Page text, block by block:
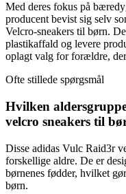
Med deres fokus på
producent bevist sig selv
Velcro-sneakers til børn.
plastikaffald og levere
oplagt valg for forældre,
Ofte stillede spørgsmål
Hvilken
velcro sneakers til
Disse adidas Vulc Raid3r
forskellige aldre. De er
børnenes fødder, hvilket
børn.